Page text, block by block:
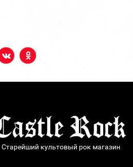
Старейший культовый рок магазин